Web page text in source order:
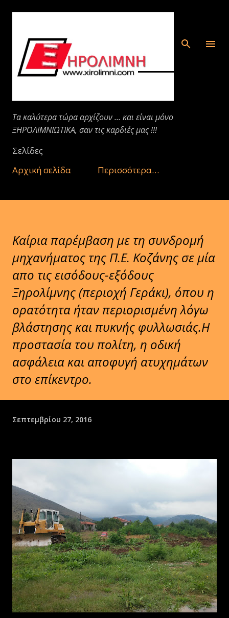
Μετάβαση στο κύριο περιεχόμενο
Τα καλύτερα τώρα αρχίζουν ... και είναι μόνο
ΞΗΡΟΛΙΜΝΙΩΤΙΚΑ, σαν τις καρδιές μας !!!
Σελίδες
Αρχική σελίδα
Περισσότερα…
Καίρια παρέμβαση με τη συνδρομή
μηχανήματος της Π.Ε. Κοζάνης σε μία
απο τις εισόδους-εξόδους
Ξηρολίμνης (περιοχή Γεράκι), όπου η
ορατότητα ήταν περιορισμένη λόγω
βλάστησης και πυκνής φυλλωσιάς.Η
προστασία του πολίτη, η οδική
ασφάλεια και αποφυγή ατυχημάτων
στο επίκεντρο.
Σεπτεμβρίου 27, 2016